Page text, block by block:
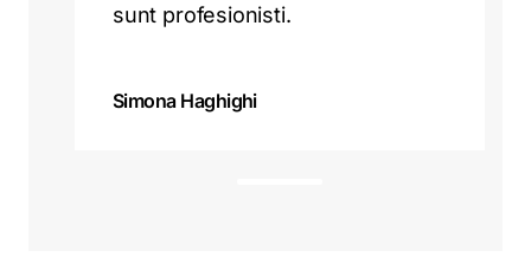
sunt profesionisti.
Simona Haghighi